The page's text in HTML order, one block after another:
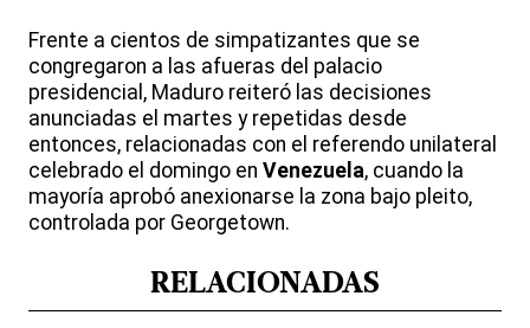
Frente a cientos de simpatizantes que se
congregaron a las afueras del palacio
presidencial, Maduro reiteró las decisiones
anunciadas el martes y repetidas desde
entonces, relacionadas con el referendo unilateral
celebrado el domingo en Venezuela, cuando la
mayoría aprobó anexionarse la zona bajo pleito,
controlada por Georgetown.
RELACIONADAS